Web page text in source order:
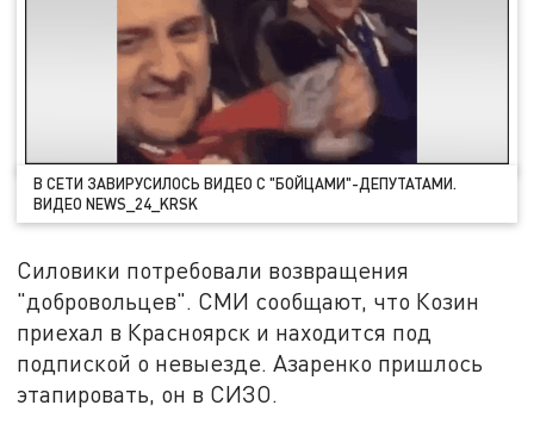
В СЕТИ ЗАВИРУСИЛОСЬ ВИДЕО С "БОЙЦАМИ"-ДЕПУТАТАМИ.
ВИДЕО NEWS_24_KRSK
Силовики потребовали возвращения
"добровольцев". СМИ сообщают, что Козин
приехал в Красноярск и находится под
подпиской о невыезде. Азаренко пришлось
этапировать, он в СИЗО.